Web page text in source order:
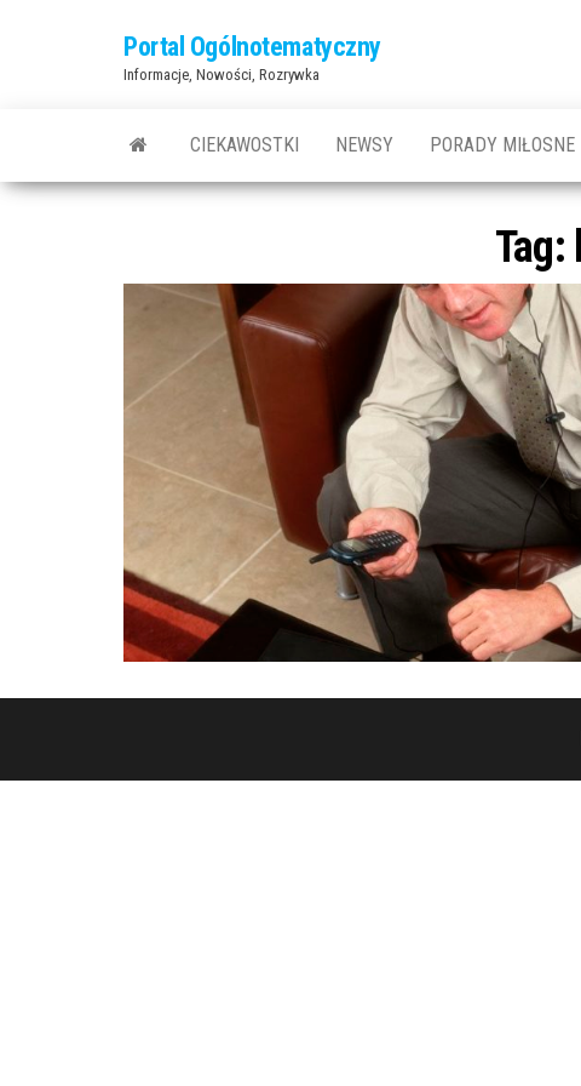
Portal Ogólnotematyczny
Informacje, Nowości, Rozrywka
CIEKAWOSTKI NEWSY PORADY MIŁOSNE
Tag: